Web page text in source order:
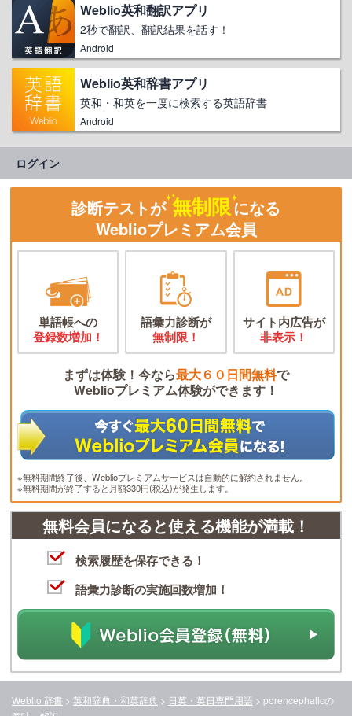
Weblio英和翻訳アプリ
2秒で翻訳、翻訳結果を話す！
Android
Weblio英和辞書アプリ
英和・和英を一度に検索する英語辞書
Android
ログイン
診断テストが 無制限になる
Weblioプレミアム会員
単語帳への
登録数増加！
語彙力診断が
無制限！
サイト内広告が
非表示！
まずは体験！今なら最大６０日間無料で
Weblioプレミアム体験ができます！
※無料期間終了後、Weblioプレミアムサービスは自動的に解約されません。
※無料期間が終了すると月額330円(税込)が発生します。
無料会員になると使える機能が満載！
検索履歴を保存できる！
語彙力診断の実施回数増加！
Weblio 辞書 > 英和辞典・和英辞典 > 日英・英日専門用語 > porencephalicの